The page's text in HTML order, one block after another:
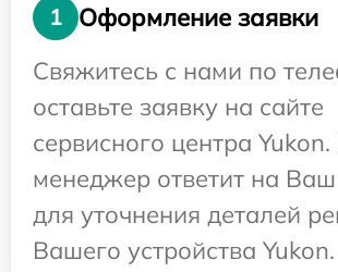
1
Оформление заявки
Свяжитесь с нами по
оставьте заявку на сайте
сервисного центра
менеджер ответит на
для уточнения деталей
Вашего устройства Yukon.